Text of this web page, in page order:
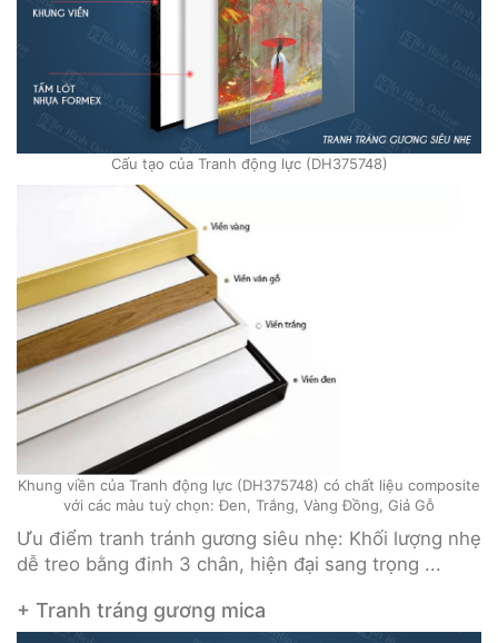
Cấu tạo của Tranh động lực (DH375748)
Khung viền của Tranh động lực (DH375748) có chất liệu composite
với các màu tuỳ chọn: Đen, Trắng, Vàng Đồng, Giả Gỗ
Ưu điểm tranh tránh gương siêu nhẹ: Khối lượng nhẹ
dễ treo bằng đinh 3 chân, hiện đại sang trọng ...
+ Tranh tráng gương mica